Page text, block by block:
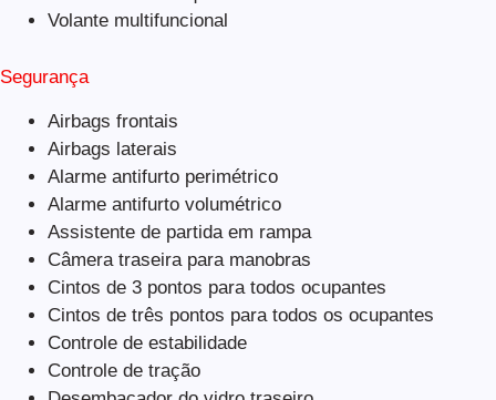
Volante multifuncional
Segurança
Airbags frontais
Airbags laterais
Alarme antifurto perimétrico
Alarme antifurto volumétrico
Assistente de partida em rampa
Câmera traseira para manobras
Cintos de 3 pontos para todos ocupantes
Cintos de três pontos para todos os ocupantes
Controle de estabilidade
Controle de tração